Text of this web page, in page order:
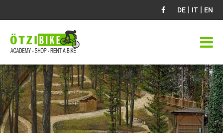
DE | IT | EN